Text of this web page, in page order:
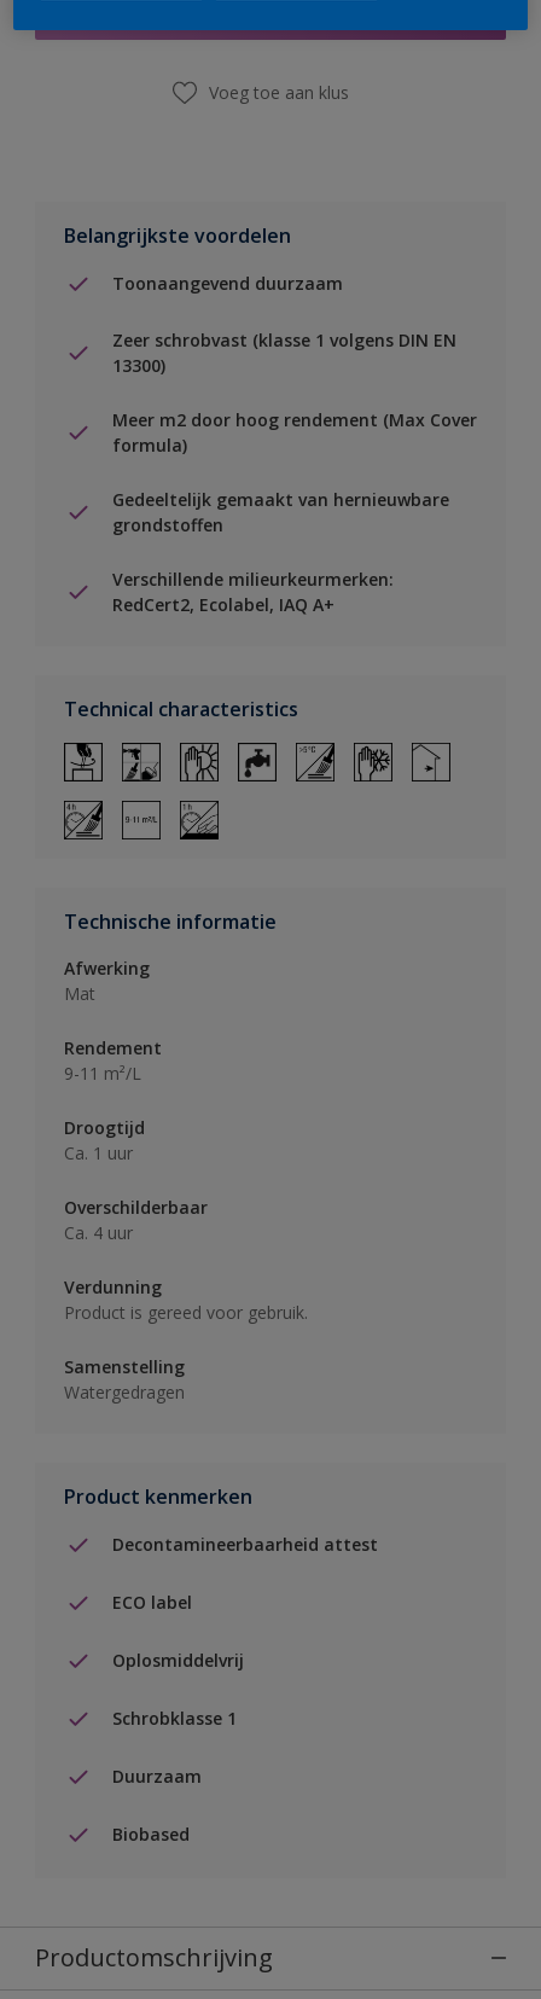
Voeg toe aan klus
Belangrijkste voordelen
Toonaangevend duurzaam
Zeer schrobvast (klasse 1 volgens DIN EN
13300)
Meer m2 door hoog rendement (Max Cover
formula)
Gedeeltelijk gemaakt van hernieuwbare
grondstoffen
Verschillende milieurkeurmerken:
RedCert2, Ecolabel, IAQ A+
Technical characteristics
Technische informatie
Afwerking
Mat
Rendement
9-11 m²/L
Droogtijd
Ca. 1 uur
Overschilderbaar
Ca. 4 uur
Verdunning
Product is gereed voor gebruik.
Samenstelling
Watergedragen
Product kenmerken
Decontamineerbaarheid attest
ECO label
Oplosmiddelvrij
Schrobklasse 1
Duurzaam
Biobased
Productomschrijving